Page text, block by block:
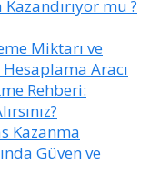
mu ?
Miktarı ve
Aracı
Rehberi:
Kazanma
Güven ve